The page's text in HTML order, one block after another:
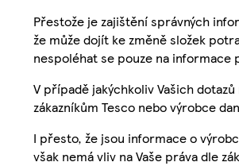
Přestože je zajištění správných
že může dojít ke změně složek
nespoléhat se pouze na
V případě jakýchkoliv Vašich
zákazníkům Tesco nebo výrobce
I přesto, že jsou informace o
však nemá vliv na Vaše práva dle